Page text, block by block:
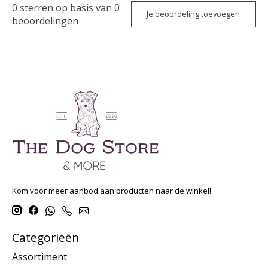
0 sterren op basis van 0
beoordelingen
Je beoordeling toevoegen
Kom voor meer aanbod aan producten naar de winkel!
Categorieën
Assortiment